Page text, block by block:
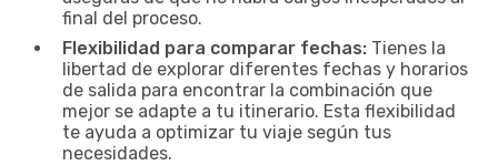
final del proceso.
Flexibilidad para comparar fechas: Tienes la
libertad de explorar diferentes fechas y horarios
de salida para encontrar la combinación que
mejor se adapte a tu itinerario. Esta flexibilidad
te ayuda a optimizar tu viaje según tus
necesidades.